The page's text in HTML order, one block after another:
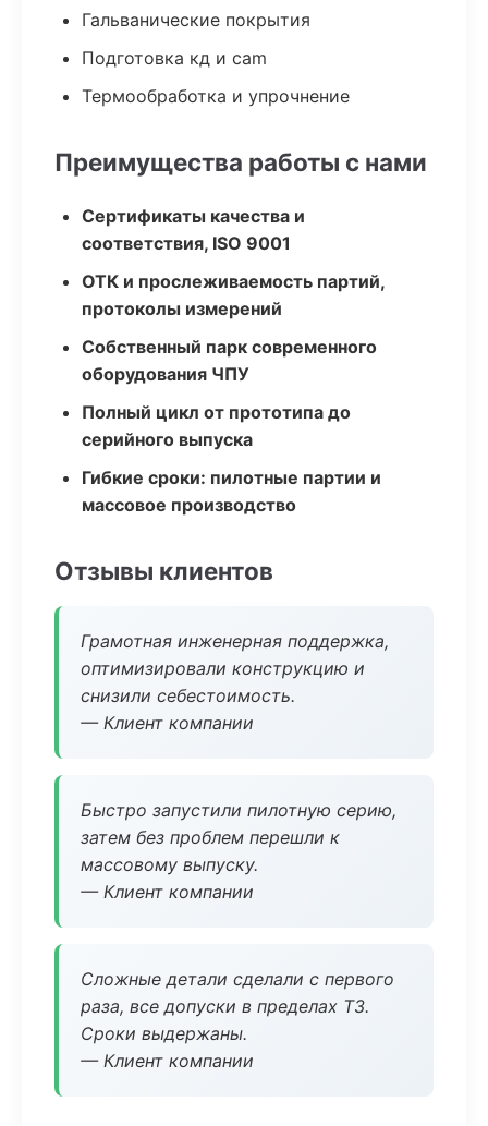
Гальванические покрытия
Подготовка кд и cam
Термообработка и упрочнение
Преимущества работы с нами
Сертификаты качества и
соответствия, ISO 9001
ОТК и прослеживаемость партий,
протоколы измерений
Собственный парк современного
оборудования ЧПУ
Полный цикл от прототипа до
серийного выпуска
Гибкие сроки: пилотные партии и
массовое производство
Отзывы клиентов
Грамотная инженерная поддержка,
оптимизировали конструкцию и
снизили себестоимость.
— Клиент компании
Быстро запустили пилотную серию,
затем без проблем перешли к
массовому выпуску.
— Клиент компании
Сложные детали сделали с первого
раза, все допуски в пределах ТЗ.
Сроки выдержаны.
— Клиент компании